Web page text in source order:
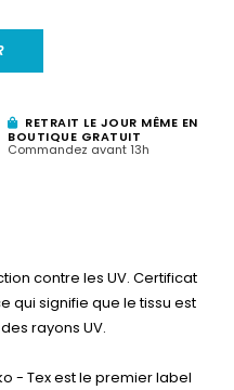
RETRAIT LE JOUR MÊME EN
BOUTIQUE GRATUIT
Commandez avant 13h
contre les UV. Certificat
qui signifie que le tissu est
rayons UV.
- Tex est le premier label